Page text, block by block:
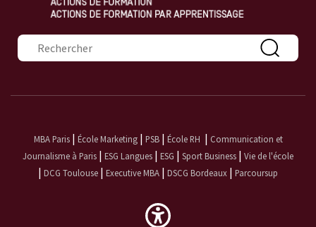
Formulaire de recherche
MBA Paris| École Marketing| PSB| École RH | Communication et
Journalisme à Paris | ESG Langues | ESG | Sport Business | Vie de l'école
| DCG Toulouse | Executive MBA | DSCG Bordeaux | Parcoursup